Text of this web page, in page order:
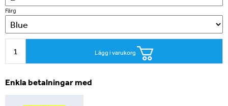
Färg
Lägg i varukorg
Enkla betalningar med